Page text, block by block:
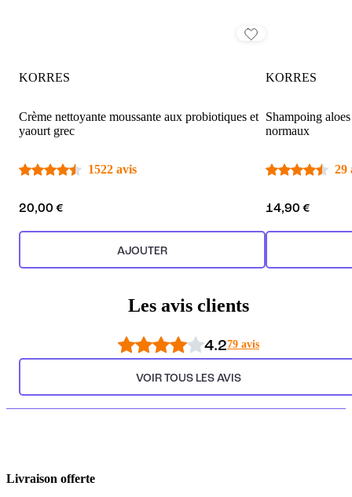
KORRES
Crème nettoyante moussante aux probiotiques et
yaourt grec
1522 avis
20,00 €
AJOUTER
KORRES
Shampoing
normaux
29
14,90 €
Les avis clients
4.279 avis
VOIR TOUS LES AVIS
Livraison offerte